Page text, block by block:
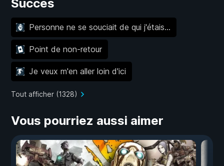
Succès
Personne ne se souciait de qui j'étais...
Point de non-retour
Je veux m'en aller loin d'ici
Tout afficher (1328)
Vous pourriez aussi aimer